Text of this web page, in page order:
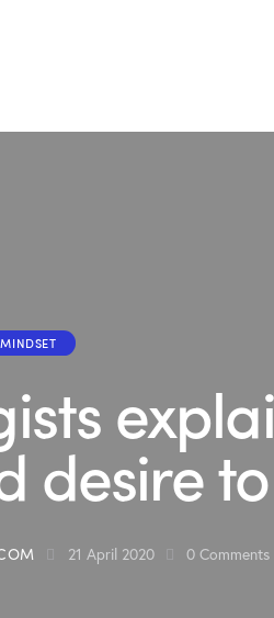
MINDSET
desire
21 April 2020 0 Comments